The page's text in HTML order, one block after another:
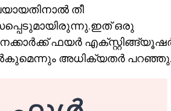
തീ
ഒരു
ഫയര്‍
അധിക്യതർ പറഞ്ഞു.